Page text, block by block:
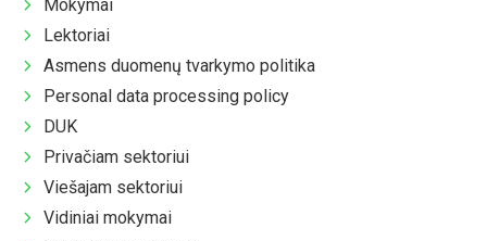
Mokymai
Lektoriai
Asmens duomenų tvarkymo politika
Personal data processing policy
DUK
Privačiam sektoriui
Viešajam sektoriui
Vidiniai mokymai